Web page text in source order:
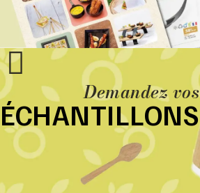
Demandez vos
ÉCHANTILLONS